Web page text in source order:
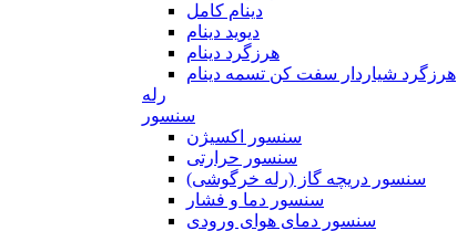
دینام کامل
دیوید دینام
هرزگرد دینام
هرزگرد شیاردار سفت کن تسمه دینام
رله
سنسور
سنسور اکسیژن
سنسور حرارتی
سنسور دریچه گاز (رله خرگوشی)
سنسور دما و فشار
سنسور دمای هوای ورودی